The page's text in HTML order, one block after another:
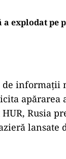
a explodat pe
de informații
apărarea
Rusia
lansate